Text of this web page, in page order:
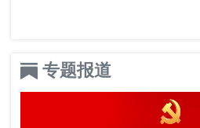
专题报道